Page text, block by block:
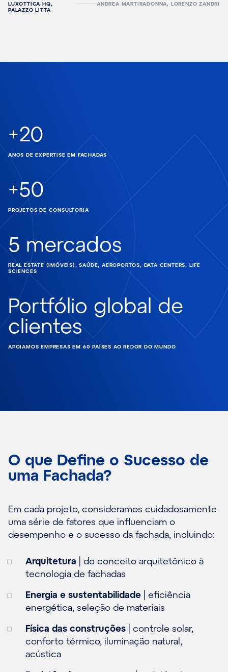
LUXOTTICA HQ,
PALAZZO LITTA
ANDREA MARTIRADONNA, LORENZO ZANDRI
+20
ANOS DE EXPERTISE EM FACHADAS
+50
PROJETOS DE CONSULTORIA
5 mercados
REAL ESTATE (IMÓVEIS), SAÚDE, AEROPORTOS, DATA CENTERS, LIFE
SCIENCES
Portfólio global de
clientes
APOIAMOS EMPRESAS EM 60 PAÍSES AO REDOR DO MUNDO
O que Define o Sucesso de
uma Fachada?
Em cada projeto, consideramos cuidadosamente
uma série de fatores que influenciam o
desempenho e o sucesso da fachada, incluindo:
Arquitetura | do conceito arquitetônico à
tecnologia de fachadas
Energia e sustentabilidade | eficiência
energética, seleção de materiais
Física das construções | controle solar,
conforto térmico, iluminação natural,
acústica